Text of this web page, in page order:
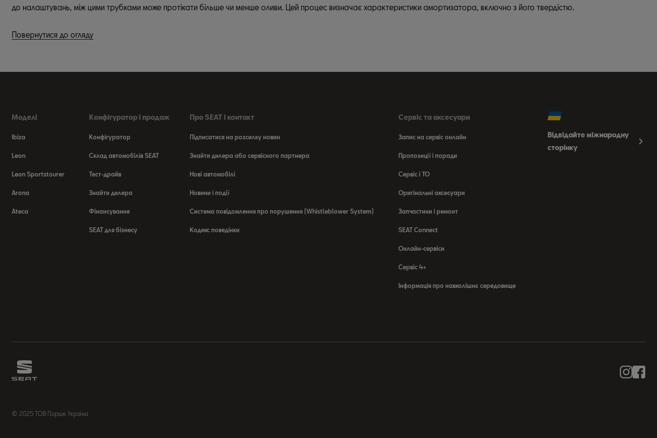
до налаштувань, між цими трубками може протікати більше чи менше оливи. Цей процес визначає характеристики амортизатора, включно з його твердістю.
Повернутися до огляду
Моделі
Ibiza
Leon
Leon Sportstourer
Arona
Ateca
Конфігуратор і продаж
Конфігуратор
Склад автомобілів SEAT
Тест-драйв
Знайти дилера
Фінансування
SEAT для бізнесу
Про SEAT і контакт
Підписатися на розсилку новин
Знайти дилера або сервісного партнера
Нові автомобілі
Новини і події
Система повідомлення про порушення (Whistleblower System)
Кодекс поведінки
Сервіс та аксесуари
Запис на сервіс онлайн
Пропозиції і поради
Сервіс і ТО
Оригінальні аксесуари
Запчастини і ремонт
SEAT Connect
Онлайн-сервіси
Сервіс 4+
Інформація про навколішнє середовище
Відвідайте міжнародну
сторінку
© 2025 ТОВ Порше Україна